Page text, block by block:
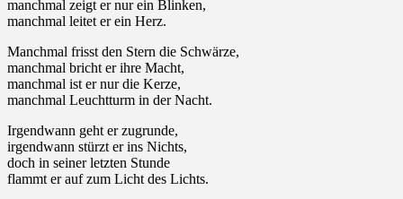
manchmal zeigt er nur ein Blinken,
manchmal leitet er ein Herz.
Manchmal frisst den Stern die Schwärze,
manchmal bricht er ihre Macht,
manchmal ist er nur die Kerze,
manchmal Leuchtturm in der Nacht.
Irgendwann geht er zugrunde,
irgendwann stürzt er ins Nichts,
doch in seiner letzten Stunde
flammt er auf zum Licht des Lichts.